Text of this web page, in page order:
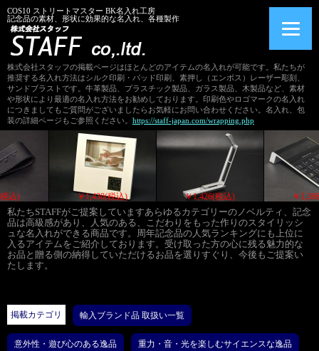
COS10 ストリートマスター BK名入れ工房
記念品の素材、形状に効果的な名入れ、各種製作
株式会社スタッフの掲載ページはほとんどのアイテムの名入れが可能です。私たちが
推奨する名入れ方法はシルク印刷・パッド印刷、素押し（エンボス）レーザー彫刻、
サンドブラストです。牛革製品、プラスチック製品、ガラス製品、木製品など、素材
や形状により最適の名入れ方法をお勧めしております。印刷色やロゴマークの名入れ
につきましてもご質問がございましたらお気軽にお問い合わせください。名入れ、包
装の詳細ページもご参照ください。 https://staff-japan.com/wrapping.php
1,430(税込) ￥1,430(税込) ￥1,426(税込)
私たちSTAFFがご提案していますあらゆるカテゴリーのノベルティ、記念
品は高級感があり、人気のある、こだわりをもった作りのスタイリッシ
ュな名入れができる商品です。周年記念品の人気ランキングにも上位に
入るアイテムをご紹介しております。受け取った方の心に残る魅力的な
お品と贈る側の納得していただけるお品を選りすぐり、今後もご提案い
たします。
掲載カテゴリ 輸入ブランド品 取扱い一覧
意外性・遊び心のある逸品 重力・音・光を楽しむサイエンスな逸品